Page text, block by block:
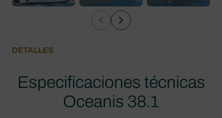
DETALLES
Especificaciones técnicas
Oceanis 38.1